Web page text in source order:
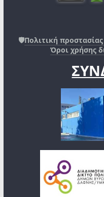
🛡️Πολιτική
Όροι χρήσης